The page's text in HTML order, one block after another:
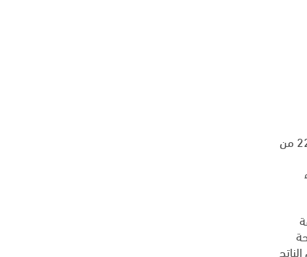
استضافت دور للضيافة فعاليات الدورة السنوية الثالثة من مؤتمر الاستثمار الفندقي السعودي الذي أقيم يومي 21 و 22 من